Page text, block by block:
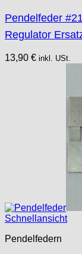
Pendelfeder
Regulator
13,90 € inkl. USt.
Schnellansicht
Pendelfedern